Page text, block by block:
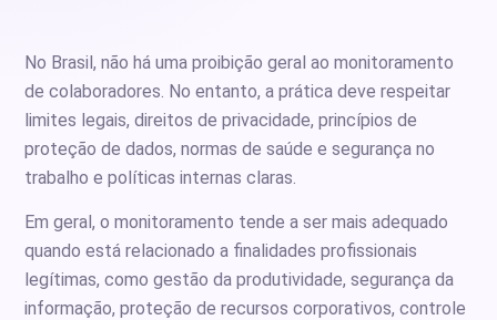
No Brasil, não há uma proibição geral ao monitoramento
de colaboradores. No entanto, a prática deve respeitar
limites legais, direitos de privacidade, princípios de
proteção de dados, normas de saúde e segurança no
trabalho e políticas internas claras.
Em geral, o monitoramento tende a ser mais adequado
quando está relacionado a finalidades profissionais
legítimas, como gestão da produtividade, segurança da
informação, proteção de recursos corporativos, controle